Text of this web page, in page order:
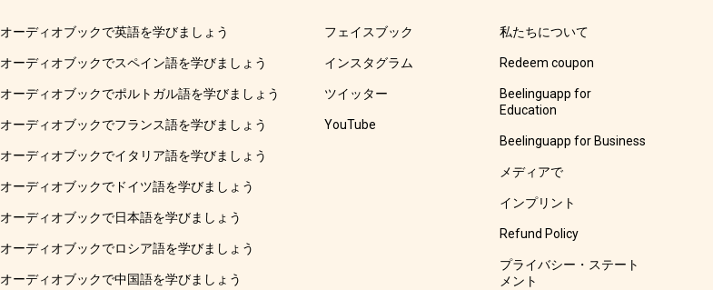
オーディオブックで英語を学びましょう
オーディオブックでスペイン語を学びましょう
オーディオブックでポルトガル語を学びましょう
オーディオブックでフランス語を学びましょう
オーディオブックでイタリア語を学びましょう
オーディオブックでドイツ語を学びましょう
オーディオブックで日本語を学びましょう
オーディオブックでロシア語を学びましょう
オーディオブックで中国語を学びましょう
フェイスブック
インスタグラム
ツイッター
YouTube
私たちについて
Redeem coupon
Beelinguapp for
Education
Beelinguapp for Business
メディアで
インプリント
Refund Policy
プライバシー・ステート
メント